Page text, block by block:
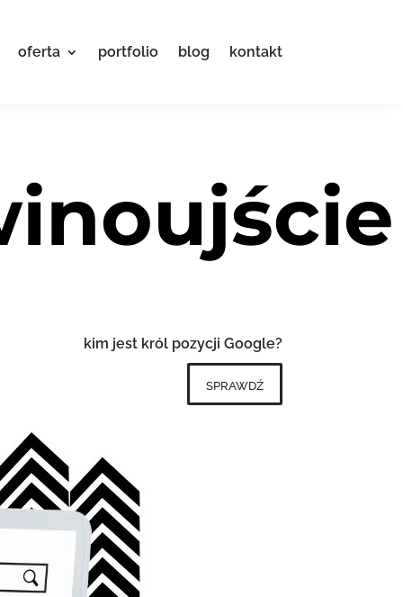
oferta portfolio blog kontakt
kim jest król pozycji Google?
sprawdź